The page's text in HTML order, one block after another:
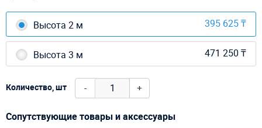
Высота 2 м 395 625 ₸
Высота 3 м 471 250 ₸
Количество, шт - +
Сопутствующие товары и аксессуары